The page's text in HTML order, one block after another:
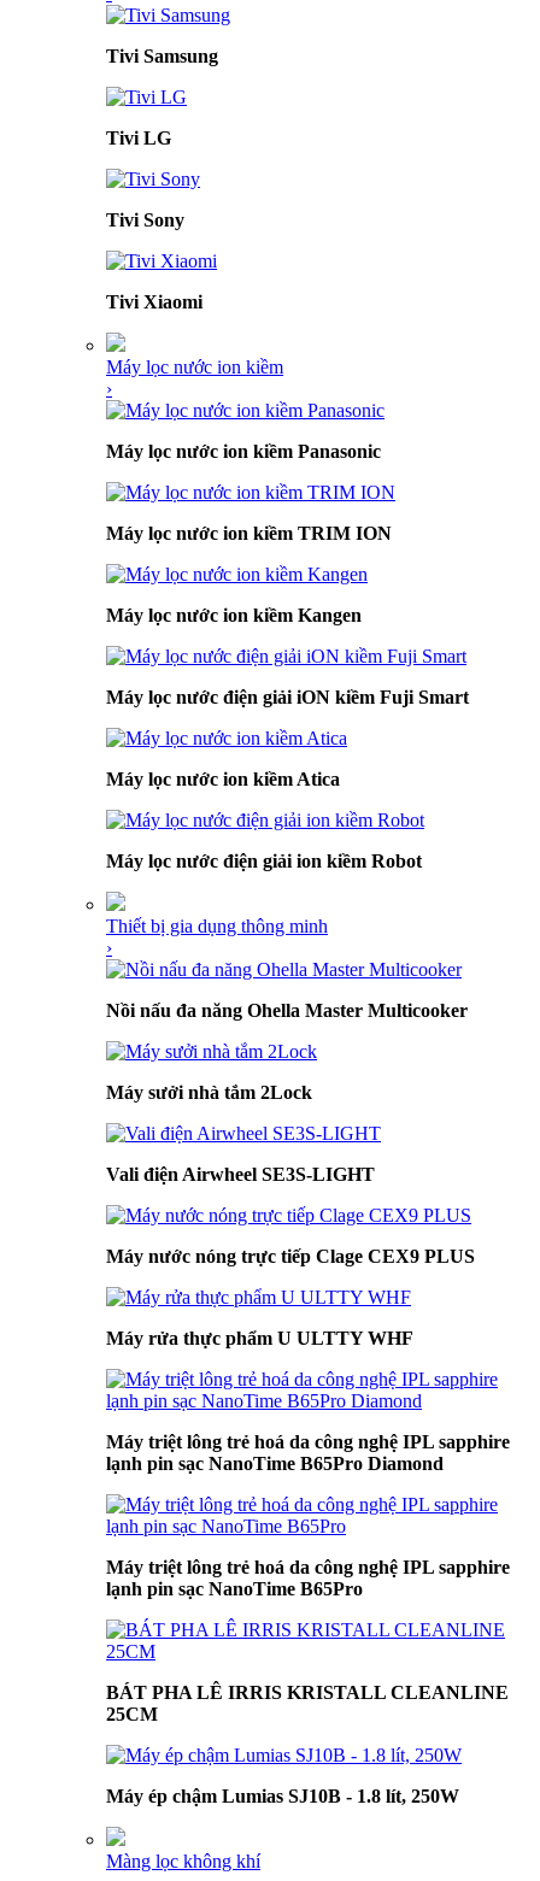
Tivi Samsung
Tivi LG
Tivi Sony
Tivi Xiaomi
Máy lọc nước ion kiềm
›
Máy lọc nước ion kiềm Panasonic
Máy lọc nước ion kiềm TRIM ION
Máy lọc nước ion kiềm Kangen
Máy lọc nước điện giải iON kiềm Fuji Smart
Máy lọc nước ion kiềm Atica
Máy lọc nước điện giải ion kiềm Robot
Thiết bị gia dụng thông minh
›
Nồi nấu đa năng Ohella Master Multicooker
Máy sưởi nhà tắm 2Lock
Vali điện Airwheel SE3S-LIGHT
Máy nước nóng trực tiếp Clage CEX9 PLUS
Máy rửa thực phẩm U ULTTY WHF
Máy triệt lông trẻ hoá da công nghệ IPL sapphire
lạnh pin sạc NanoTime B65Pro Diamond
Máy triệt lông trẻ hoá da công nghệ IPL sapphire
lạnh pin sạc NanoTime B65Pro
BÁT PHA LÊ IRRIS KRISTALL CLEANLINE
25CM
Máy ép chậm Lumias SJ10B - 1.8 lít, 250W
Màng lọc không khí